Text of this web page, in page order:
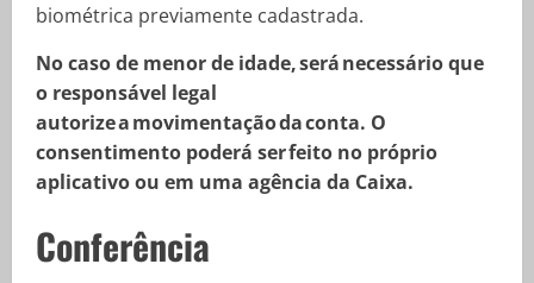
biométrica previamente cadastrada.
No caso de menor de idade, será necessário que
o responsável legal
autorize a movimentação da conta. O
consentimento poderá ser feito no próprio
aplicativo ou em uma agência da Caixa.
Conferência